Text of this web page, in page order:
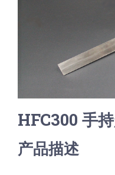
圆蛋糕切割机
蛋糕切块机
蛋糕切片机
圆形奶酪切片
块状奶酪切片
三明治/披萨/寿司切割
披萨切割机
面团
关于我们
人才招聘
联系我们
HFC300 手
产品描述